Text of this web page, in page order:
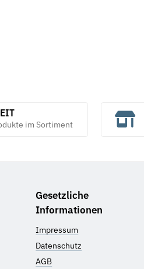
im Sortiment
Gesetzliche
Informationen
Impressum
Datenschutz
AGB